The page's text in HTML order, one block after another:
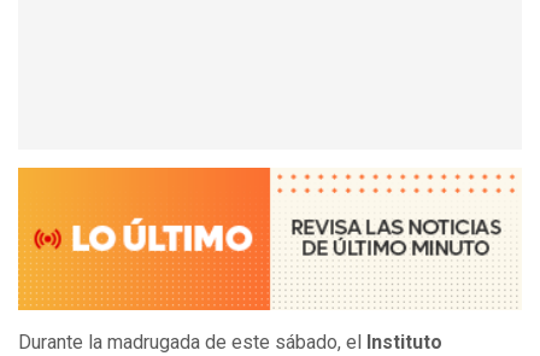
Durante la madrugada de este sábado, el
Instituto